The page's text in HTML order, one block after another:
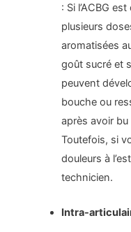
: Si l’ACBG
plusieurs
aromatisées
goût sucré et
peuvent
bouche ou
après avoir
Toutefois, si
douleurs à
technicien.
Intra-